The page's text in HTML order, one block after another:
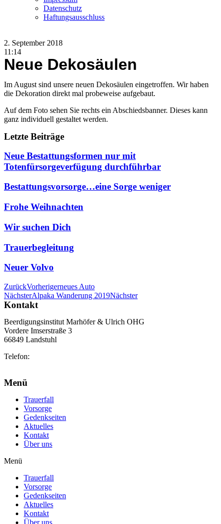
Datenschutz
Haftungsausschluss
2. September 2018
11:14
Neue Dekosäulen
Im August sind unsere neuen Dekosäulen eingetroffen. Wir haben
die Dekoration direkt mal probeweise aufgebaut.
Auf dem Foto sehen Sie rechts ein Abschiedsbanner. Dieses kann
ganz individuell gestaltet werden.
Letzte Beiträge
Neue Bestattungsformen nur mit
Totenfürsorgeverfügung durchführbar
Bestattungsvorsorge…eine Sorge weniger
Frohe Weihnachten
Wir suchen Dich
Trauerbegleitung
Neuer Volvo
ZurückVorherigerneues Auto
NächsterAlpaka Wanderung 2019Nächster
Kontakt
Beerdigungsinstitut Marhöfer & Ulrich OHG
Vordere Imserstraße 3
66849 Landstuhl
Telefon:
Menü
Trauerfall
Vorsorge
Gedenkseiten
Aktuelles
Kontakt
Über uns
Menü
Trauerfall
Vorsorge
Gedenkseiten
Aktuelles
Kontakt
Über uns